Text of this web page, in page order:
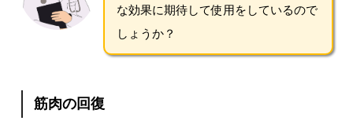
な効果に期待して使用をしているので
しょうか？
筋肉の回復